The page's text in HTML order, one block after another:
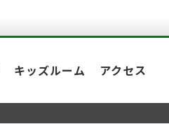
キッズルーム アクセス